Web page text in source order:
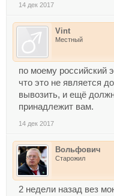
14 дек 2017
Vint
Местный
по моему российский
что это не является
вывозить, и ещё
принадлежит вам.
14 дек 2017
Вольфович
Старожил
2 недели назад вез